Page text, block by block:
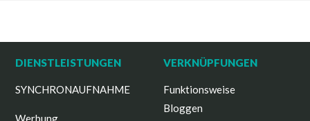
DIENSTLEISTUNGEN
SYNCHRONAUFNAHME
Werbung
VERKNÜPFUNGEN
Funktionsweise
Bloggen